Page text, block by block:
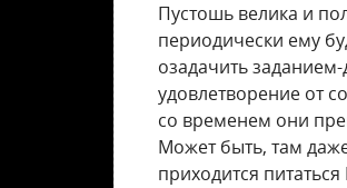
Пустошь велика и
периодически ему
озадачить
удовлетворение от
со временем они
Может быть, там
приходится